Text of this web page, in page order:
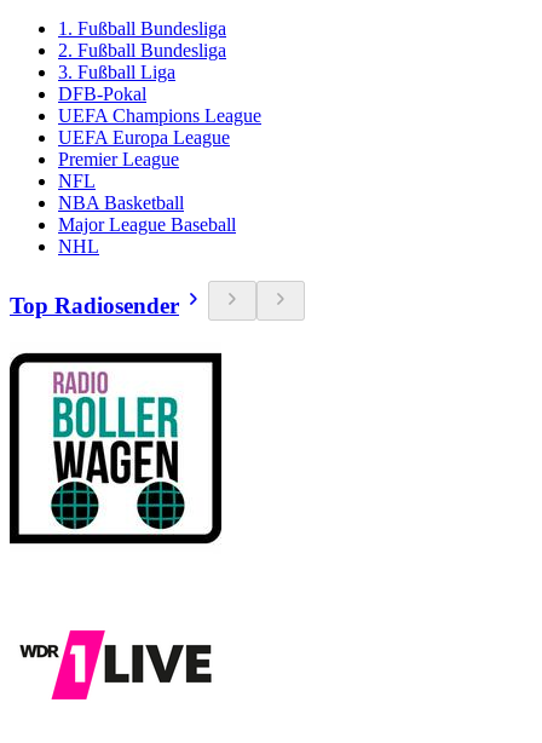
1. Fußball Bundesliga
2. Fußball Bundesliga
3. Fußball Liga
DFB-Pokal
UEFA Champions League
UEFA Europa League
Premier League
NFL
NBA Basketball
Major League Baseball
NHL
Top Radiosender